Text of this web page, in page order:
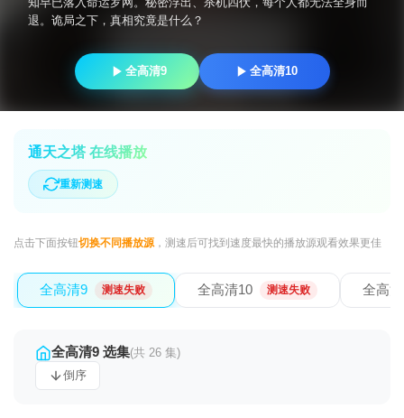
退。诡局之下，真相究竟是什么？
全高清9 全高清10
通天之塔 在线播放
重新测速
点击下面按钮切换不同播放源，测速后可找到速度最快的播放源观看效果更佳
全高清9 测速失败 全高清10 测速失败 全高清
全高清9 选集(共 26 集)
倒序